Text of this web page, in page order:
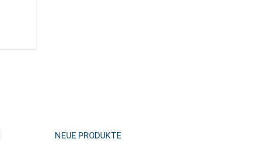
NEUE PRODUKTE